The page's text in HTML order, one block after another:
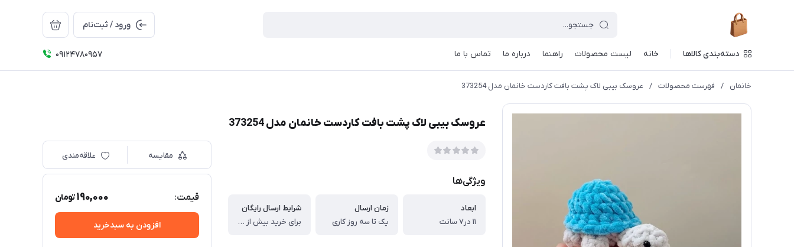
ورود / ثبت‌نام
دسته‌بندی کالاها خانه لیست محصولات راهنما درباره ما تماس با ما 09124780957
خانمان / فهرست محصولات / عروسک بیبی لاک پشت بافت کاردست خانمان مدل 373254
عروسک بیبی لاک پشت بافت کاردست خانمان مدل 373254
ویژگی‌ها
ابعاد
۱۱ در۷ سانت
زمان ارسال
یک تا سه روز کاری
شرایط ارسال رایگان
برای خرید بیش از سه میلیون برای تهران
مقایسه علاقه‌مندی
قیمت: 190,000تومان
افزودن به سبدخرید